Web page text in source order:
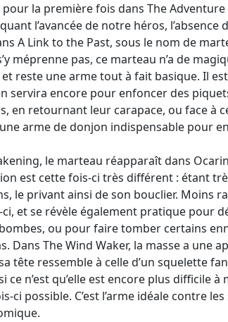
la première fois dans The
l’avancée de notre héros,
A Link to the Past, sous le nom de
méprenne pas, ce marteau n’a de
reste une arme tout à fait basique. Il
servira encore pour enfoncer des
en retournant leur carapace, ou face à
arme de donjon indispensable pour
le marteau réapparaît dans
est cette fois-ci très différent : étant
le privant ainsi de son bouclier. Moins
et se révèle également pratique pour
ou pour faire tomber certains
Dans The Wind Waker, la masse a une
tête ressemble à celle d’un squelette
ce n’est qu’elle est encore plus difficile
ci possible. C’est l’arme idéale contre